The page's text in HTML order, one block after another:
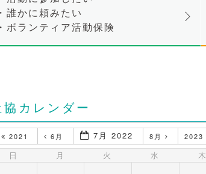
・誰かに頼みたい
・ボランティア活動保険
協カレンダー
2021 6月 7月 2022 8月 2023
日 月 火 水 木